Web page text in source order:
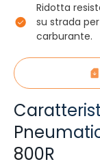
Ridotta
su strada
carburante.
800R